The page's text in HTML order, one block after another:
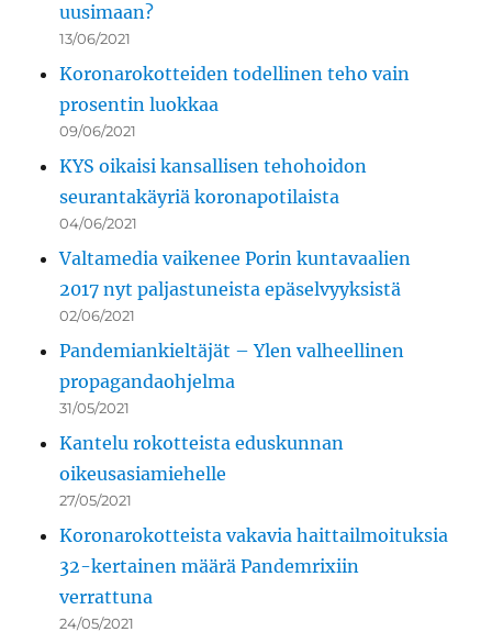
uusimaan?
13/06/2021
Koronarokotteiden todellinen teho vain
prosentin luokkaa
09/06/2021
KYS oikaisi kansallisen tehohoidon
seurantakäyriä koronapotilaista
04/06/2021
Valtamedia vaikenee Porin kuntavaalien
2017 nyt paljastuneista epäselvyyksistä
02/06/2021
Pandemiankieltäjät – Ylen valheellinen
propagandaohjelma
31/05/2021
Kantelu rokotteista eduskunnan
oikeusasiamiehelle
27/05/2021
Koronarokotteista vakavia haittailmoituksia
32-kertainen määrä Pandemrixiin
verrattuna
24/05/2021